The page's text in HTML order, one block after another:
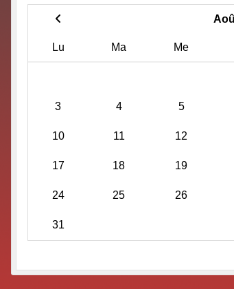
Lu Ma Me
3 4 5
10 11 12
17 18 19
24 25 26
31